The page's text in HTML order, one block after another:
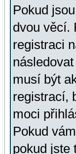
Pokud
dvou věcí.
registraci
musí být
registrací,
moci
Pokud
pokud jste